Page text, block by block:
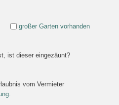
großer Garten vorhanden
ist dieser eingezäunt?
vom Vermieter